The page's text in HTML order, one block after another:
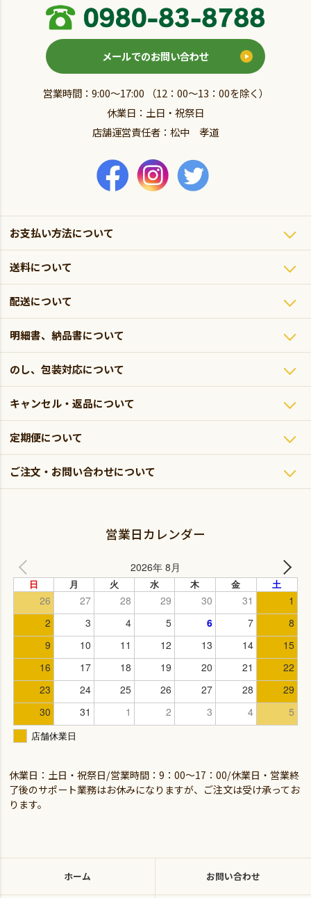
メールでのお問い合わせ
営業時間：9:00～17:00 （12：00～13：00を除く）
休業日：土日・祝祭日
店舗運営責任者：松中 孝道
お支払い方法について
送料について
配送について
明細書、納品書について
のし、包装対応について
キャンセル・返品について
定期便について
ご注文・お問い合わせについて
営業日カレンダー
休業日：土日・祝祭日/営業時間：9：00～17：00/休業日・営業終
了後のサポート業務はお休みになりますが、ご注文は受け承ってお
ります。
ホーム お問い合わせ